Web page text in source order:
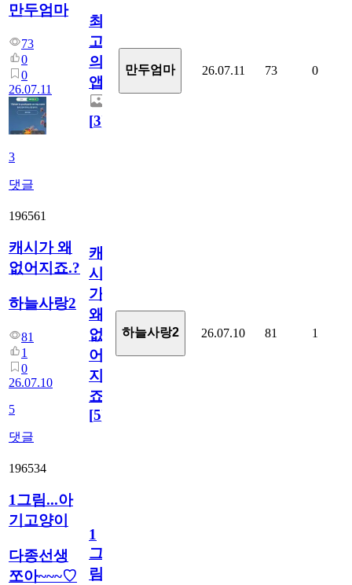
만두엄마
73
0
0
26.07.11
3
댓글
최
고
의
앱.
[3]
만두엄마 26.07.11 73 0
196561
캐시가 왜
없어지죠.?
하늘사랑2
81
1
0
26.07.10
5
댓글
캐
시
가
왜
없
어
지
죠.?
[5]
하늘사랑2 26.07.10 81 1
196534
1그림...아
기고양이
다종선생
쪼아~~~♡
1
그
림...